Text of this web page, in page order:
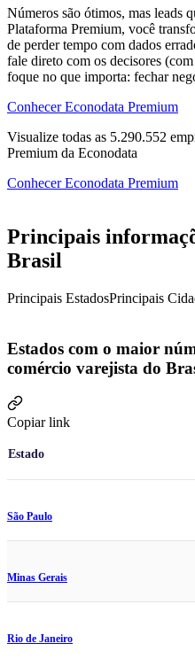
Números são ótimos, mas leads
Plataforma Premium, você
de perder tempo com dados
fale direto com os decisores
foque no que importa: fechar
Conhecer Econodata Premium
Visualize todas as 5.290.552
Premium da Econodata
Conhecer Econodata Premium
Principais
Brasil
Principais EstadosPrincipais
Estados com o maior
comércio varejista do
Copiar link
Estado
São Paulo
Minas Gerais
Rio de Janeiro